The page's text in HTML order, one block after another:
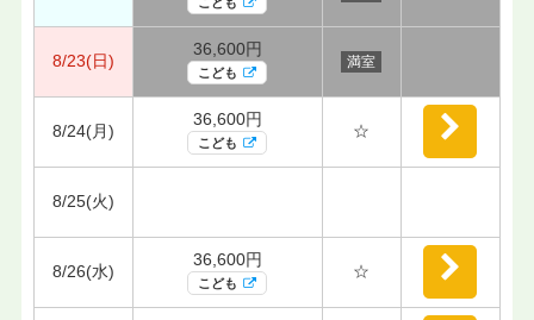
8/23(日)
36,600円
こども
満室
8/24(月)
36,600円
こども
☆
8/25(火)
8/26(水)
36,600円
こども
☆